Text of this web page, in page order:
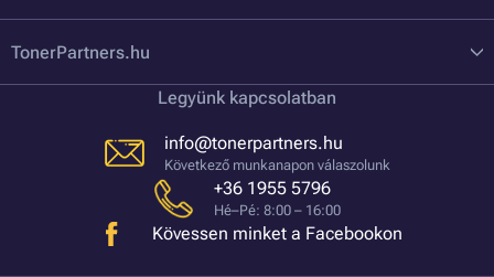
TonerPartners.hu
Legyünk kapcsolatban
info@tonerpartners.hu
Következő munkanapon válaszolunk
+36 1955 5796
Hé–Pé: 8:00 – 16:00
Kövessen minket a Facebookon